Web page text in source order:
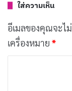
ใส่ความเห็น
อีเมลของคุณจะไ
เครื่องหมาย *